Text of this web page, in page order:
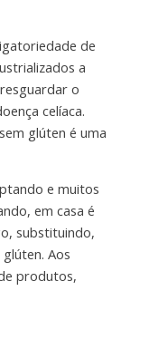
de
a
o
celíaca.
glúten é uma
e muitos
em casa é
substituindo,
Aos
produtos,